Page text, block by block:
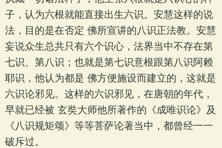
子，认为六根就能直接出生六识。安慧这样的说
法，目的是在否定 佛所宣讲的八识正法教。安慧
妄说众生总共只有六个识心，法界当中不存在第
七识、第八识；也就是第七识意根跟第八识阿赖
耶识，他认为都是 佛方便施设而建立的，这就是
六识论邪见。这样的六识邪见，在唐朝的年代，
早就已经被 玄奘大师他所著作的《成唯识论》及
《八识规矩颂》等等菩萨论著当中，都曾经一一
破斥过。